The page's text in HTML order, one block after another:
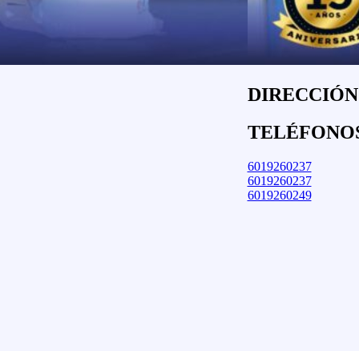
6019260237
6019260237
6019260249